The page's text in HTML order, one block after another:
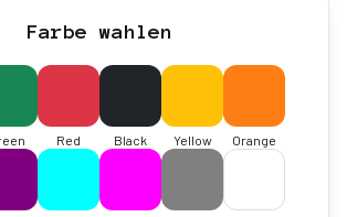
Farbe wahlen
Red Black Yellow Orange